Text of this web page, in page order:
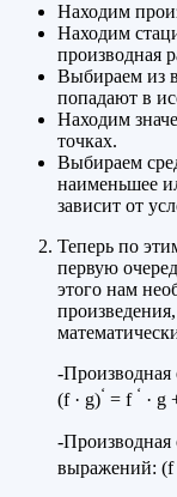
Находим
Находим
производная
Выбираем из
попадают в
Находим
точках.
Выбираем
наименьшее
зависит от
Теперь по
первую
этого нам
-Производная
(f · g)‘ = f ‘ · g
-
выражений: (f